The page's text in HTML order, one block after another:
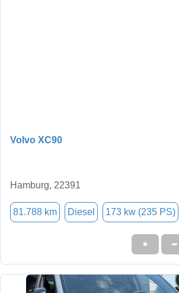
Volvo XC90
Hamburg, 22391
81.788 km Diesel 173 kw (235 PS)
★ ➦